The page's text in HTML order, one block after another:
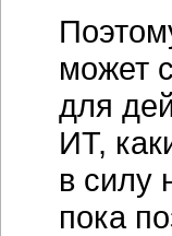
может
для
ИТ,
в силу
пока